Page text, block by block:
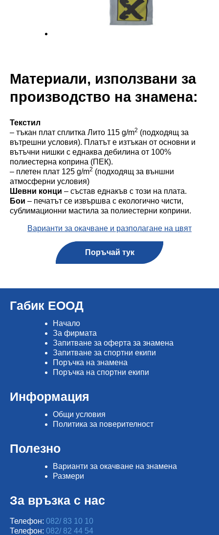
Материали, използвани за
производство на знамена:
Текстил
– тъкан плат сплитка Лито 115 g/m2 (подходящ за
вътрешни условия). Платът е изтъкан от основни и
вътъчни нишки с еднаква дебилина от 100%
полиестерна коприна (ПЕК).
– плетен плат 125 g/m2 (подходящ за външни
атмосферни условия)
Шевни конци – състав еднакъв с този на плата.
Бои – печатът се извършва с екологично чисти,
сублимационни мастила за полиестерни коприни.
Варианти за окачване и разполагане на цвят
Поръчай тук
Габик ЕООД
Начало
Зa фирмата
Запитване за оферта за знамена
Запитване за спортни екипи
Поръчка на знамена
Поръчка на спортни екипи
Информация
Общи условия
Политика за поверителност
Полезно
Варианти за окачване на знамена
Размери
За връзка с нас
Телефон: 082/ 83 10 10
Телефон: 082/ 82 44 54